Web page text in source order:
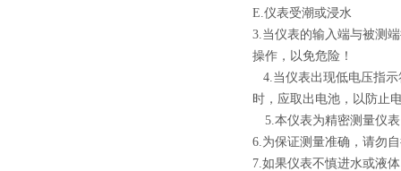
E.仪表受潮或浸水
3.当仪表的输入端与被测
操作，以免危险！
4.当仪表出现低电压指
时，应取出电池，以防止
5.本仪表为精密测量仪
6.为保证测量准确，请勿
7.如果仪表不慎进水或液